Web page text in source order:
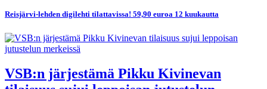
Reisjärvi-lehden digilehti tilattavissa! 59,90 euroa 12 kuukautta
VSB:n järjestämä Pikku Kivinevan